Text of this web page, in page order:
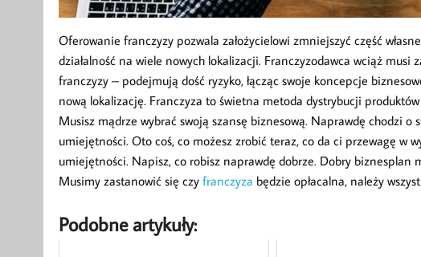
Oferowanie franczyzy pozwala założycielowi zmniejszyć część
działalność na wiele nowych lokalizacji. Franczyzodawca wciąż musi
franczyzy – podejmują dość ryzyko, łącząc swoje koncepcje
nową lokalizację. Franczyza to świetna metoda dystrybucji
Musisz mądrze wybrać swoją szansę biznesową. Naprawdę chodzi
umiejętności. Oto coś, co możesz zrobić teraz, co da ci przewagę w
umiejętności. Napisz, co robisz naprawdę dobrze. Dobry biznesplan
Musimy zastanowić się czy franczyza będzie opłacalna, należy
Podobne artykuły: